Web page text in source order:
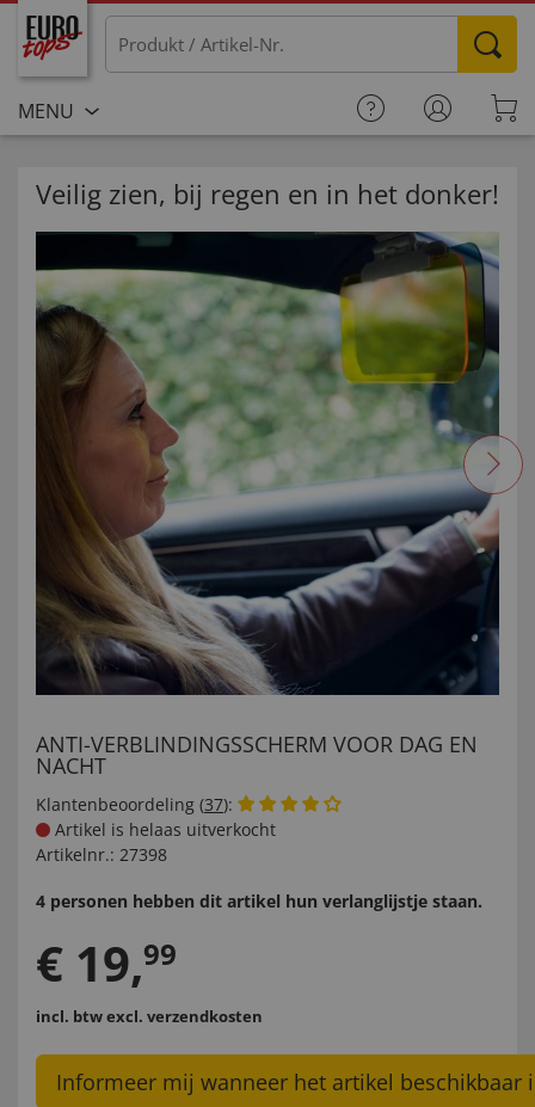
MENU
Veilig zien, bij regen en in het donker!
ANTI-VERBLINDINGSSCHERM VOOR DAG EN
NACHT
Klantenbeoordeling (37):
Artikel is helaas uitverkocht
Artikelnr.: 27398
4 personen hebben dit artikel hun verlanglijstje staan.
€ 19,99
incl. btwexcl. verzendkosten
Informeer mij wanneer het artikel beschikbaar